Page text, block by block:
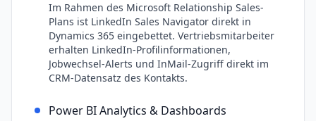
Im Rahmen des Microsoft Relationship Sales-
Plans ist LinkedIn Sales Navigator direkt in
Dynamics 365 eingebettet. Vertriebsmitarbeiter
erhalten LinkedIn-Profilinformationen,
Jobwechsel-Alerts und InMail-Zugriff direkt im
CRM-Datensatz des Kontakts.
Power BI Analytics & Dashboards